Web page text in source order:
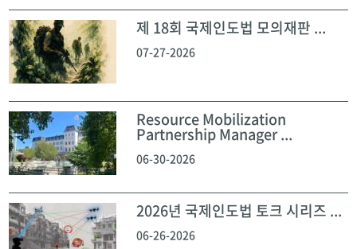
제 18회 국제인도법 모의재판 ...
07-27-2026
Resource Mobilization
Partnership Manager ...
06-30-2026
2026년 국제인도법 토크 시리즈 ...
06-26-2026